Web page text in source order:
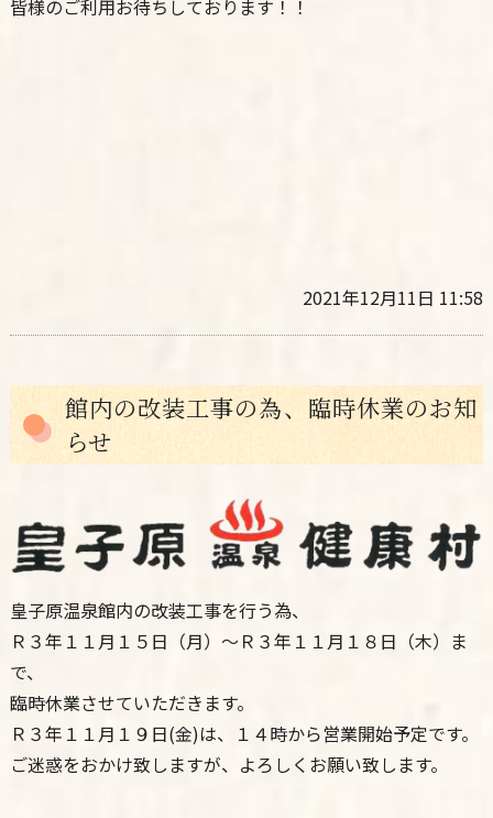
皆様のご利用お待ちしております！！
2021年12月11日 11:58
館内の改装工事の為、臨時休業のお知
らせ
皇子原温泉館内の改装工事を行う為、
Ｒ３年１１月１５日（月）～Ｒ３年１１月１８日（木）ま
で、
臨時休業させていただきます。
Ｒ３年１１月１９日(金)は、１４時から営業開始予定です。
ご迷惑をおかけ致しますが、よろしくお願い致します。